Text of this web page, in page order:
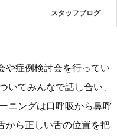
スタッフブログ
や症例検討会を行ってい
いてみんなで話し合い、
ニングは口呼吸から鼻呼
から正しい舌の位置を把